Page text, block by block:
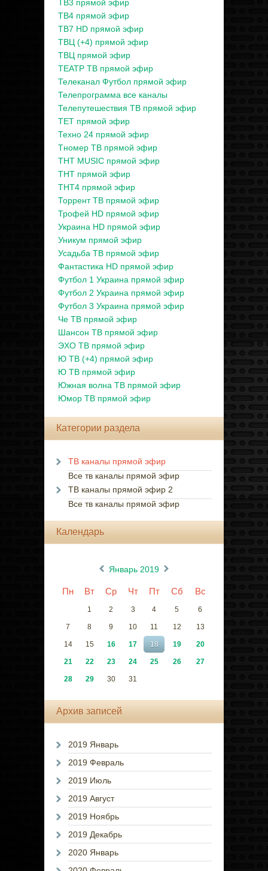
ТВ3 прямой эфир
ТВ4 прямой эфир
ТВ7 HD прямой эфир
ТВЦ (+4) прямой эфир
ТВЦ прямой эфир
ТЕАТР ТВ прямой эфир
Телеканал Футбол прямой эфир
Телепрограмма все каналы
Телепутешествия ТВ прямой эфир
ТЕТ прямой эфир
Техно 24 прямой эфир
Тномер ТВ прямой эфир
ТНТ MUSIC прямой эфир
ТНТ прямой эфир
ТНТ4 прямой эфир
Торрент ТВ прямой эфир
Трофей HD прямой эфир
Украина HD прямой эфир
Уникум прямой эфир
Усадьба ТВ прямой эфир
Фантастика HD прямой эфир
Футбол 1 Украина прямой эфир
Футбол 2 Украина прямой эфир
Футбол 3 Украина прямой эфир
Че ТВ прямой эфир
Шансон ТВ прямой эфир
ЭХО ТВ прямой эфир
Ю ТВ (+4) прямой эфир
Ю ТВ прямой эфир
Южная волна ТВ прямой эфир
Юмор ТВ прямой эфир
Категории раздела
ТВ каналы прямой эфир
Все тв каналы прямой эфир
ТВ каналы прямой эфир 2
Все тв каналы прямой эфир
Календарь
Январь 2019
Пн Вт Ср Чт Пт Сб Вс
1 2 3 4 5 6
7 8 9 10 11 12 13
14 15 16 17 18 19 20
21 22 23 24 25 26 27
28 29 30 31
Архив записей
2019 Январь
2019 Февраль
2019 Июль
2019 Август
2019 Ноябрь
2019 Декабрь
2020 Январь